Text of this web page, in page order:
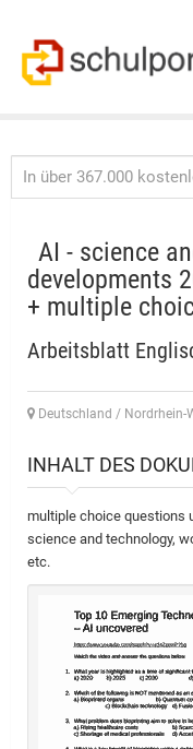
AI - science
developments
+ multiple
Arbeitsblatt
Deutschland / Nordrhein-
INHALT DES
multiple choice questions
science and technology,
etc.